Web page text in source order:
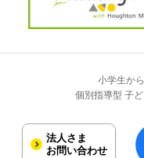
小学生か
個別指導型 子
法人さま
お問い合わせ